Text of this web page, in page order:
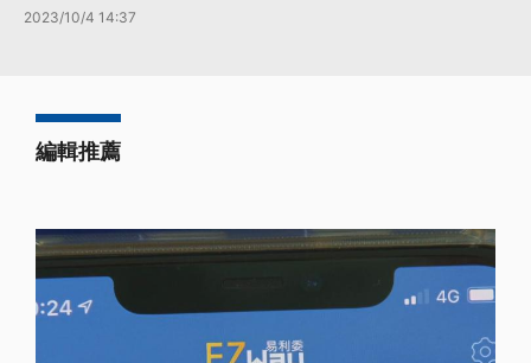
2023/10/4 14:37
編輯推薦